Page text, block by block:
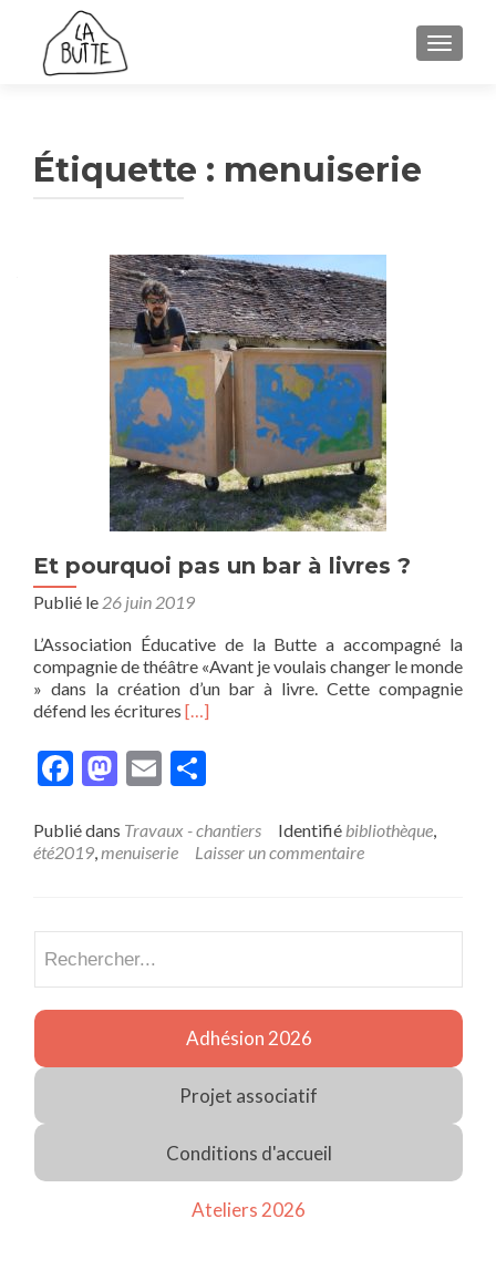
Étiquette : menuiserie
Et pourquoi pas un bar à livres ?
Publié le 26 juin 2019
L’Association Éducative de la Butte a accompagné la
compagnie de théâtre «Avant je voulais changer le monde
» dans la création d’un bar à livre. Cette compagnie
défend les écritures En
plus
surEt
pas
un
bar
[…]
Facebook
Mastodon
Email
Publié dans Travaux - chantiers Identifié bibliothèque,
été2019,menuiserie Laisser un commentaire
Adhésion 2026
Projet associatif
Conditions d'accueil
Ateliers 2026